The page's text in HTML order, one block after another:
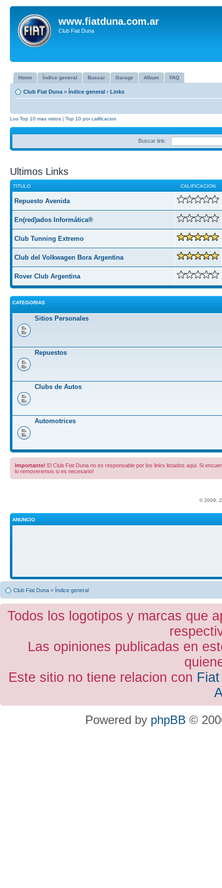
www.fiatduna.com.ar
Club Fiat Duna
Home Índice general Buscar Garage Album FAQ
Club Fiat Duna » Índice general ‹ Links
Los Top 10 mas vistos | Top 10 por calificacion
Buscar link:
Ultimos Links
TITULO CALIFICACION
Repuesto Avenida
En(red)ados Informática®
Club Tunning Extremo
Club del Volkwagen Bora Argentina
Rover Club Argentina
CATEGORIAS
Sitios Personales
Repuestos
Clubs de Autos
Automotrices
Importante! El Club Fiat Duna no es responsable por los links listados aqui. Si
lo removeremos si es necesario!
© 2009,
ANUNCIO
Club Fiat Duna » Índice general
Todos los logotipos y marcas que
Las opiniones publicadas en
Este sitio no tiene relacion con
Powered by phpBB ©